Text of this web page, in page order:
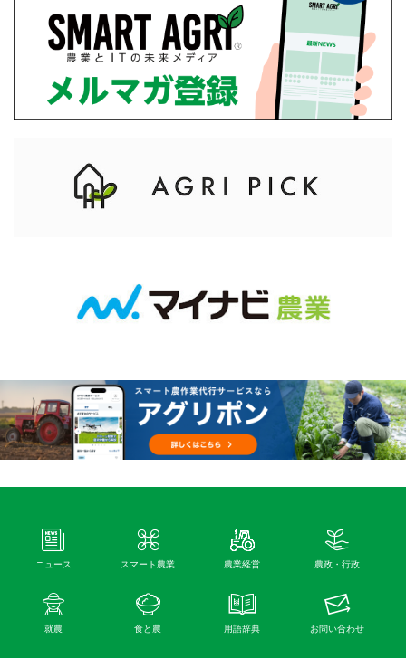
ニュース スマート農業 農業経営 農政・行政
就農 食と農 用語辞典 お問い合わせ